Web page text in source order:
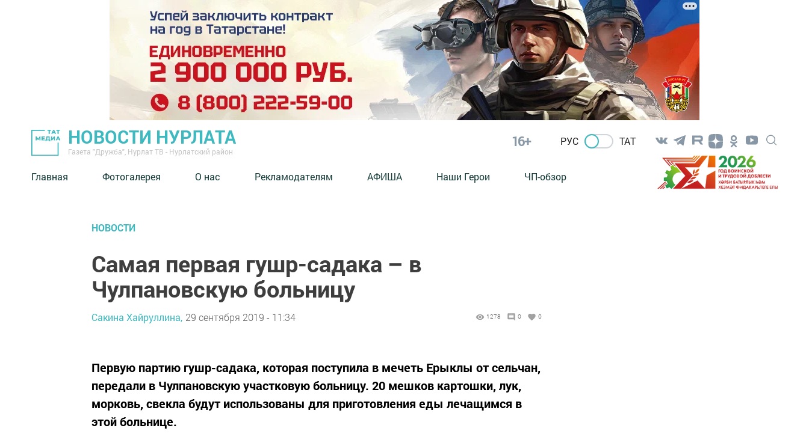
НОВОСТИ НУРЛАТА
Газета "Дружба", Нурлат ТВ - Нурлатский район
16+ РУС ТАТ
Главная Фотогалерея О нас Рекламодателям АФИША Наши Герои ЧП-обзор
НОВОСТИ
Самая первая гушр-садака – в
Чулпановскую больницу
Сакина Хайруллина, 29 сентября 2019 - 11:34 1278 0 0
Первую партию гушр-садака, которая поступила в мечеть Ерыклы от сельчан,
передали в Чулпановскую участковую больницу. 20 мешков картошки, лук,
морковь, свекла будут использованы для приготовления еды лечащимся в
этой больнице.